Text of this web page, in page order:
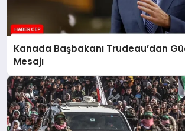
Kanada Başbakanı Trudeau’dan
Mesajı